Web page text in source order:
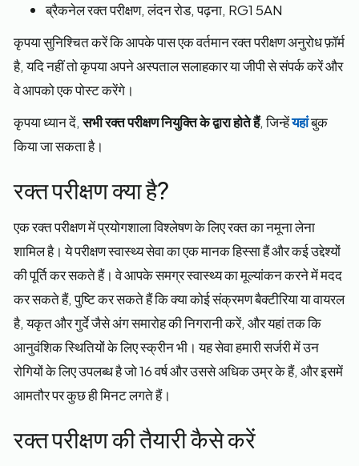
ब्रैकनेल रक्त परीक्षण, लंदन रोड, पढ़ना, RG1 5AN
कृपया सुनिश्चित करें कि आपके पास एक वर्तमान रक्त परीक्षण अनुरोध फ़ॉर्म
है, यदि नहीं तो कृपया अपने अस्पताल सलाहकार या जीपी से संपर्क करें और
वे आपको एक पोस्ट करेंगे।
कृपया ध्यान दें,सभी रक्त परीक्षण नियुक्ति के द्वारा होते हैं, जिन्हेंयहांबुक
किया जा सकता है।
रक्त परीक्षण क्या है?
एक रक्त परीक्षण में प्रयोगशाला विश्लेषण के लिए रक्त का नमूना लेना
शामिल है। ये परीक्षण स्वास्थ्य सेवा का एक मानक हिस्सा हैं और कई उद्देश्यों
की पूर्ति कर सकते हैं। वे आपके समग्र स्वास्थ्य का मूल्यांकन करने में मदद
कर सकते हैं, पुष्टि कर सकते हैं कि क्या कोई संक्रमण बैक्टीरिया या वायरल
है, यकृत और गुर्दे जैसे अंग समारोह की निगरानी करें, और यहां तक कि
आनुवंशिक स्थितियों के लिए स्क्रीन भी। यह सेवा हमारी सर्जरी में उन
रोगियों के लिए उपलब्ध है जो 16 वर्ष और उससे अधिक उम्र के हैं, और इसमें
आमतौर पर कुछ ही मिनट लगते हैं।
रक्त परीक्षण की तैयारी कैसे करें